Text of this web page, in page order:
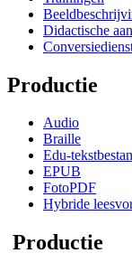
Didactische
Productie
Audio
Braille
Edu-
EPUB
FotoPDF
Hybride
Productie